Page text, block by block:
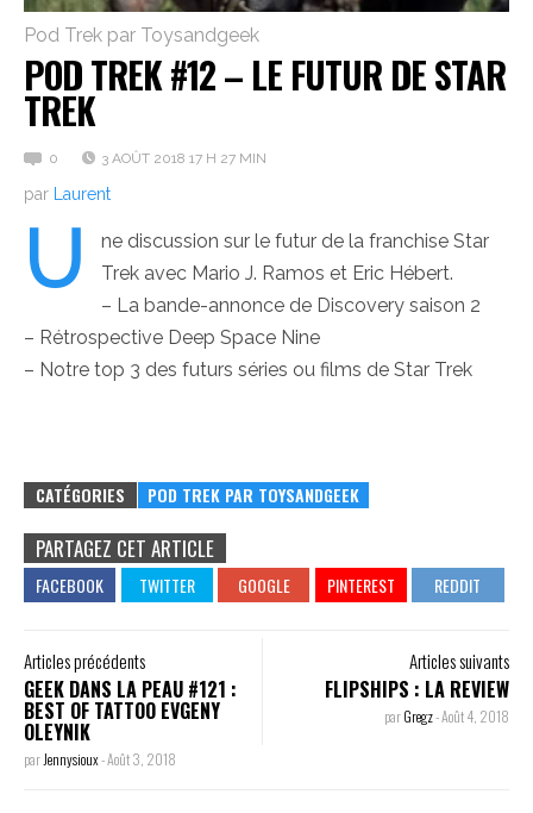
Pod Trek par Toysandgeek
POD TREK #12 – LE FUTUR DE STAR
TREK
0 3 AOÛT 2018 17 H 27 MIN
par Laurent
U
ne discussion sur le futur de la franchise Star
Trek avec Mario J. Ramos et Eric Hébert.
– La bande-annonce de Discovery saison 2
– Rétrospective Deep Space Nine
– Notre top 3 des futurs séries ou films de Star Trek
CATÉGORIES POD TREK PAR TOYSANDGEEK
PARTAGEZ CET ARTICLE
Articles précédents
GEEK DANS LA PEAU #121 :
BEST OF TATTOO EVGENY
OLEYNIK
parJennysioux-Août 3, 2018
Articles suivants
FLIPSHIPS : LA REVIEW
parGregz-Août 4, 2018